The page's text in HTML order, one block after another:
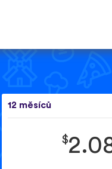
12 měsíců
$